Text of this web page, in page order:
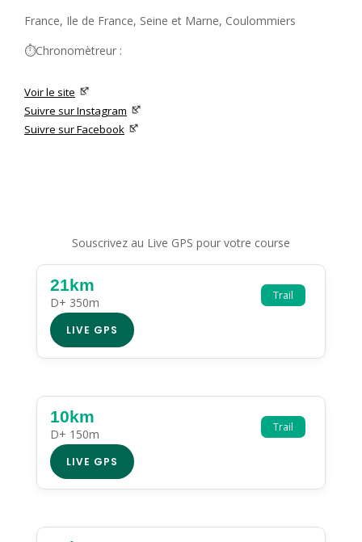
France, Ile de France, Seine et Marne, Coulommiers
⏱️Chronomètreur :
Voir le site
Suivre sur Instagram
Suivre sur Facebook
Souscrivez au Live GPS pour votre course
Trail
21km
D+ 350m
LIVE GPS
Trail
10km
D+ 150m
LIVE GPS